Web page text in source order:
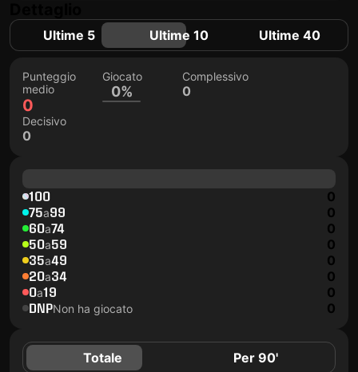
Ultime 5 Ultime 10 Ultime 40
Punteggio
medio
0
Giocato
0%
Complessivo
0
Decisivo
0
100 0
75a99 0
60a74 0
50a59 0
35a49 0
20a34 0
0a19 0
DNPNon ha giocato 0
Totale Per 90'